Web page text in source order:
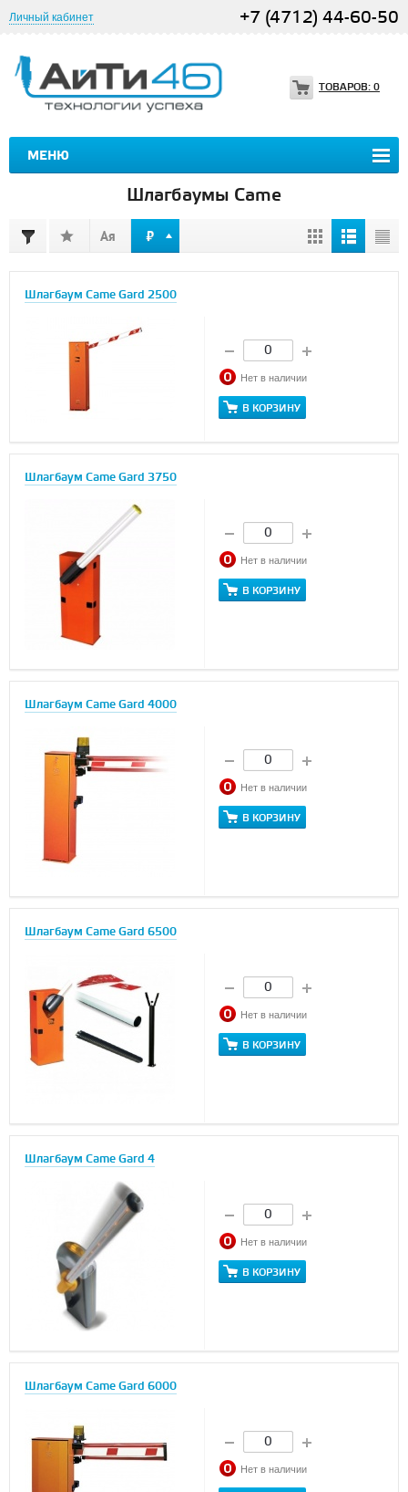
Личный кабинет +7 (4712) 44-60-50
МЕНЮ
ТОВАРОВ: 0
Шлагбаумы Came
Шлагбаум Came Gard 2500
Нет в наличии
В КОРЗИНУ
Шлагбаум Came Gard 3750
Нет в наличии
В КОРЗИНУ
Шлагбаум Came Gard 4000
Нет в наличии
В КОРЗИНУ
Шлагбаум Came Gard 6500
Нет в наличии
В КОРЗИНУ
Шлагбаум Came Gard 4
Нет в наличии
В КОРЗИНУ
Шлагбаум Came Gard 6000
Нет в наличии